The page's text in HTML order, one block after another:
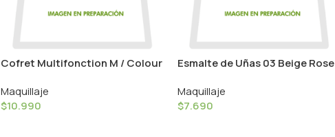
Cofret Multifonction M / Colour
Maquillaje
$10.990
Esmalte de Uñas 03 Beige Rose
Maquillaje
$7.690